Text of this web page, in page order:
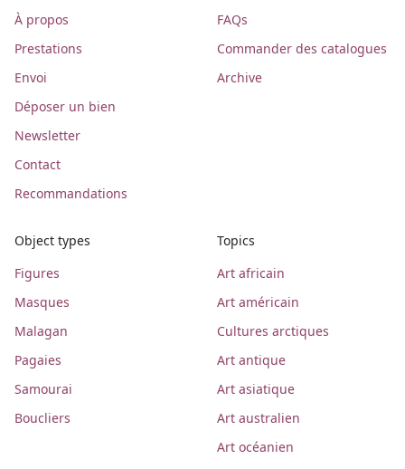
À propos
Prestations
Envoi
Déposer un bien
Newsletter
Contact
Recommandations
FAQs
Commander des catalogues
Archive
Object types
Figures
Masques
Malagan
Pagaies
Samourai
Boucliers
Topics
Art africain
Art américain
Cultures arctiques
Art antique
Art asiatique
Art australien
Art océanien